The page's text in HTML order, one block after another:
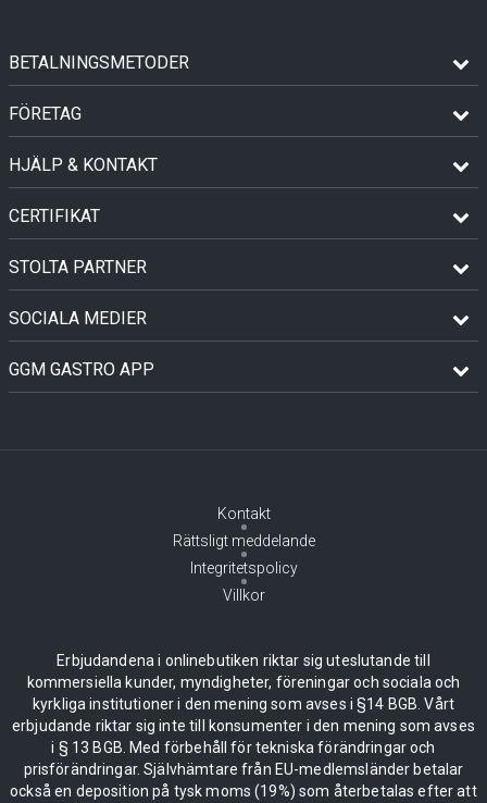
BETALNINGSMETODER
FÖRETAG
HJÄLP & KONTAKT
CERTIFIKAT
STOLTA PARTNER
SOCIALA MEDIER
GGM GASTRO APP
Kontakt
Rättsligt meddelande
Integritetspolicy
Villkor
Erbjudandena i onlinebutiken riktar sig uteslutande till
kommersiella kunder, myndigheter, föreningar och sociala och
kyrkliga institutioner i den mening som avses i §14 BGB. Vårt
erbjudande riktar sig inte till konsumenter i den mening som avses
i § 13 BGB. Med förbehåll för tekniska förändringar och
prisförändringar. Självhämtare från EU-medlemsländer betalar
också en deposition på tysk moms (19%) som återbetalas efter att